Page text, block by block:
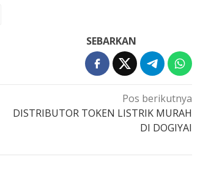
SEBARKAN
Pos berikutnya
DISTRIBUTOR TOKEN LISTRIK MURAH
DI DOGIYAI